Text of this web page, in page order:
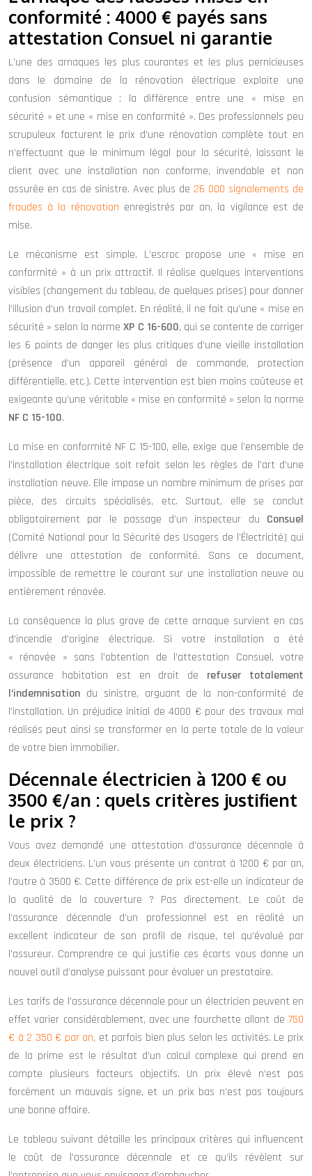
conformité : 4000 € payés sans
attestation Consuel ni garantie
L’une des arnaques les plus courantes et les plus pernicieuses
dans le domaine de la rénovation électrique exploite une
confusion sémantique : la différence entre une « mise en
sécurité » et une « mise en conformité ». Des professionnels peu
scrupuleux facturent le prix d’une rénovation complète tout en
n’effectuant que le minimum légal pour la sécurité, laissant le
client avec une installation non conforme, invendable et non
assurée en cas de sinistre. Avec plus de 26 000 signalements de
fraudes à la rénovation enregistrés par an, la vigilance est de
mise.
Le mécanisme est simple. L’escroc propose une « mise en
conformité » à un prix attractif. Il réalise quelques interventions
visibles (changement du tableau, de quelques prises) pour donner
l’illusion d’un travail complet. En réalité, il ne fait qu’une « mise en
sécurité » selon la normeXP C 16-600, qui se contente de corriger
les 6 points de danger les plus critiques d’une vieille installation
(présence d’un appareil général de commande, protection
différentielle, etc.). Cette intervention est bien moins coûteuse et
exigeante qu’une véritable « mise en conformité » selon la norme
NF C 15-100.
La mise en conformité NF C 15-100, elle, exige que l’ensemble de
l’installation électrique soit refait selon les règles de l’art d’une
installation neuve. Elle impose un nombre minimum de prises par
pièce, des circuits spécialisés, etc. Surtout, elle se conclut
obligatoirement par le passage d’un inspecteur du Consuel
(Comité National pour la Sécurité des Usagers de l’Électricité) qui
délivre une attestation de conformité. Sans ce document,
impossible de remettre le courant sur une installation neuve ou
entièrement rénovée.
La conséquence la plus grave de cette arnaque survient en cas
d’incendie d’origine électrique. Si votre installation a été
« rénovée » sans l’obtention de l’attestation Consuel, votre
assurance habitation est en droit de refuser totalement
l’indemnisation du sinistre, arguant de la non-conformité de
l’installation. Un préjudice initial de 4000 € pour des travaux mal
réalisés peut ainsi se transformer en la perte totale de la valeur
de votre bien immobilier.
Décennale électricien à 1200 € ou
3500 €/an : quels critères justifient
le prix ?
Vous avez demandé une attestation d’assurance décennale à
deux électriciens. L’un vous présente un contrat à 1200 € par an,
l’autre à 3500 €. Cette différence de prix est-elle un indicateur de
la qualité de la couverture ? Pas directement. Le coût de
l’assurance décennale d’un professionnel est en réalité un
excellent indicateur de son profil de risque, tel qu’évalué par
l’assureur. Comprendre ce qui justifie ces écarts vous donne un
nouvel outil d’analyse puissant pour évaluer un prestataire.
Les tarifs de l’assurance décennale pour un électricien peuvent en
effet varier considérablement, avec une fourchette allant de 750
€ à 2 350 € par an, et parfois bien plus selon les activités. Le prix
de la prime est le résultat d’un calcul complexe qui prend en
compte plusieurs facteurs objectifs. Un prix élevé n’est pas
forcément un mauvais signe, et un prix bas n’est pas toujours
une bonne affaire.
Le tableau suivant détaille les principaux critères qui influencent
le coût de l’assurance décennale et ce qu’ils révèlent sur